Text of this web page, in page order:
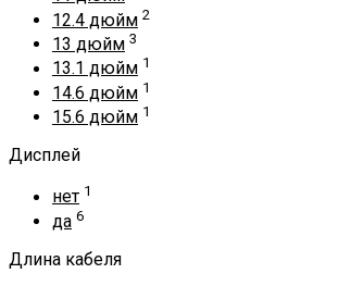
12.4 дюйм 2
13 дюйм 3
13.1 дюйм 1
14.6 дюйм 1
15.6 дюйм 1
Дисплей
нет 1
да 6
Длина кабеля